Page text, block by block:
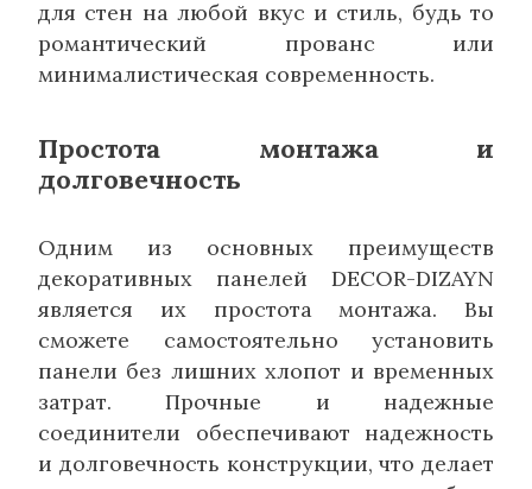
для стен на любой вкус и стиль, будь то
романтический прованс или
минималистическая современность.
Простота монтажа и
долговечность
Одним из основных преимуществ
декоративных панелей DECOR-DIZAYN
является их простота монтажа. Вы
сможете самостоятельно установить
панели без лишних хлопот и временных
затрат. Прочные и надежные
соединители обеспечивают надежность
и долговечность конструкции, что делает